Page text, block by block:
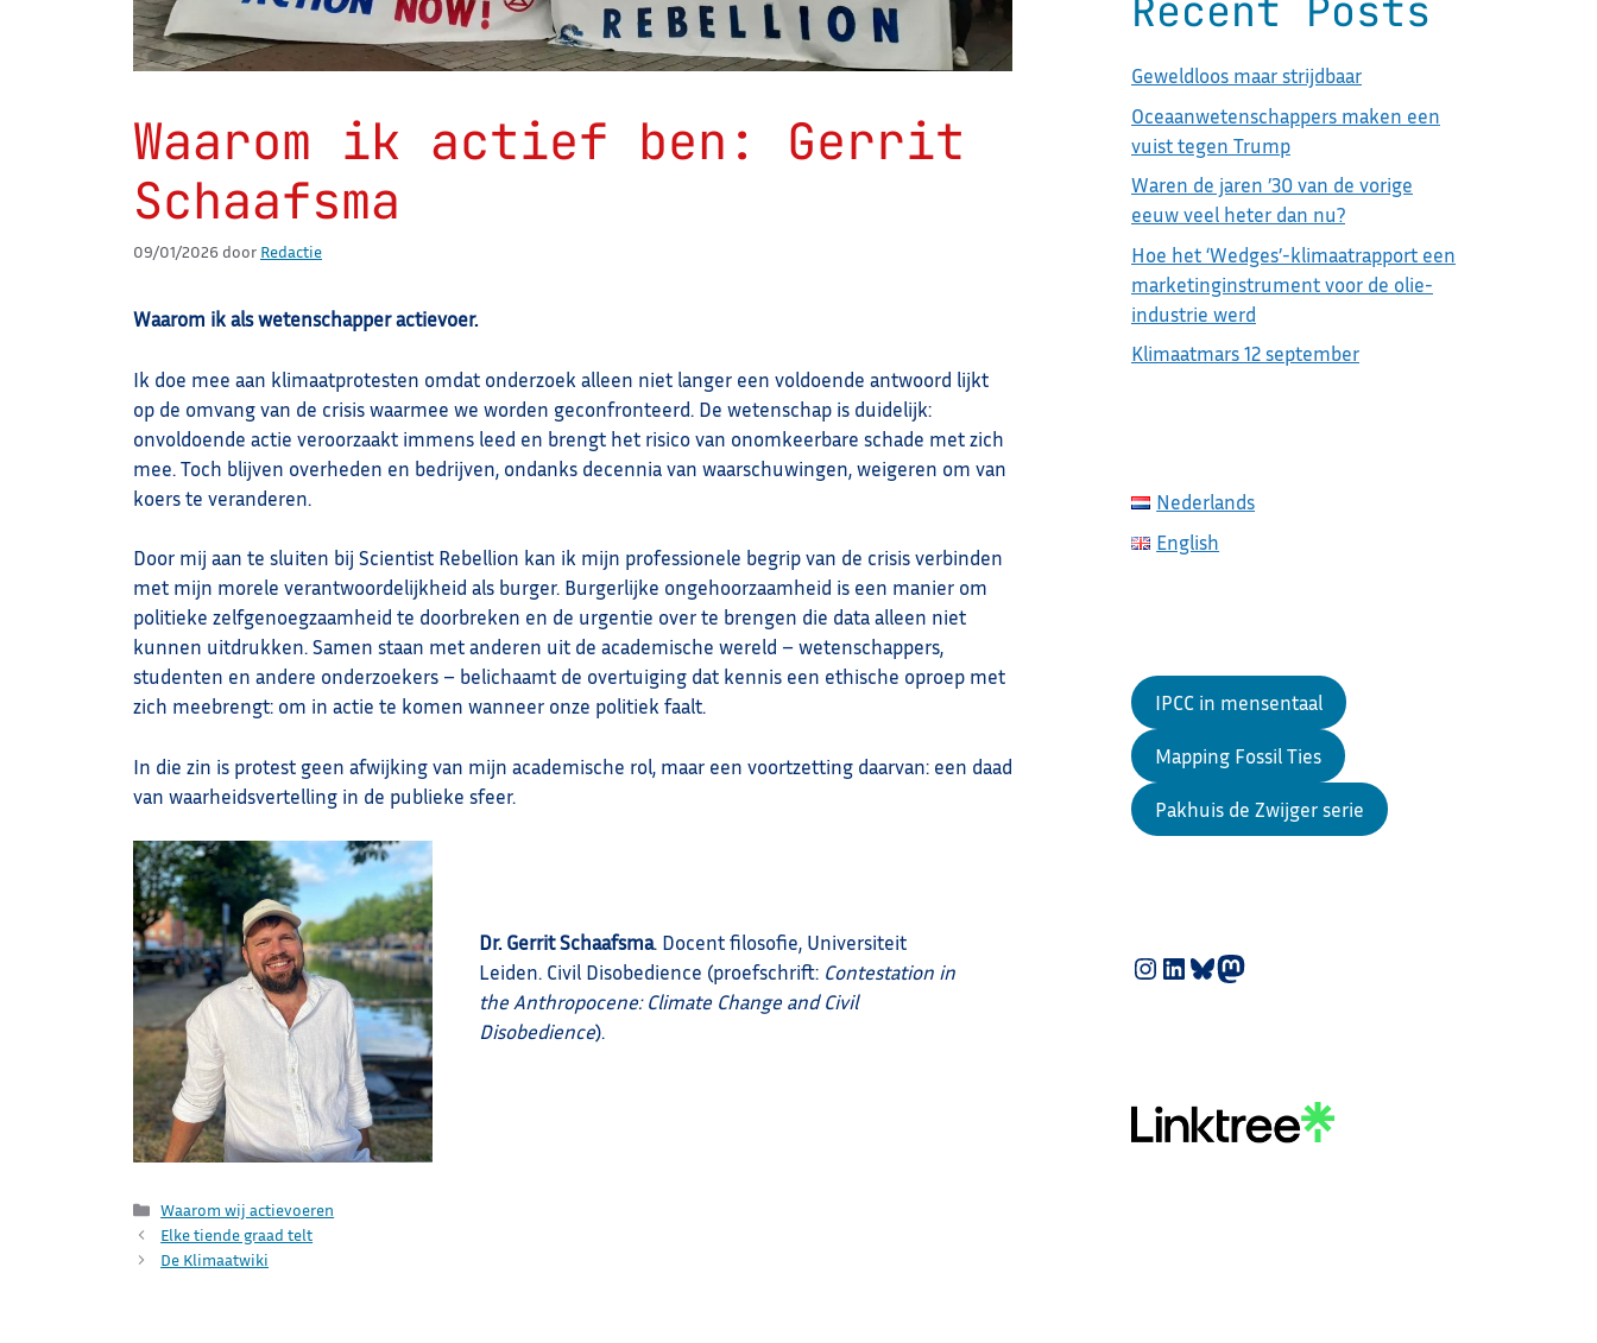
Waarom ik actief ben: Gerrit
Schaafsma
09/01/2026 door Redactie
Waarom ik als wetenschapper actievoer.
Ik doe mee aan klimaatprotesten omdat onderzoek alleen niet langer een voldoende antwoord lijkt
op de omvang van de crisis waarmee we worden geconfronteerd. De wetenschap is duidelijk:
onvoldoende actie veroorzaakt immens leed en brengt het risico van onomkeerbare schade met zich
mee. Toch blijven overheden en bedrijven, ondanks decennia van waarschuwingen, weigeren om van
koers te veranderen.
Door mij aan te sluiten bij Scientist Rebellion kan ik mijn professionele begrip van de crisis verbinden
met mijn morele verantwoordelijkheid als burger. Burgerlijke ongehoorzaamheid is een manier om
politieke zelfgenoegzaamheid te doorbreken en de urgentie over te brengen die data alleen niet
kunnen uitdrukken. Samen staan met anderen uit de academische wereld – wetenschappers,
studenten en andere onderzoekers – belichaamt de overtuiging dat kennis een ethische oproep met
zich meebrengt: om in actie te komen wanneer onze politiek faalt.
In die zin is protest geen afwijking van mijn academische rol, maar een voortzetting daarvan: een daad
van waarheidsvertelling in de publieke sfeer.
Dr. Gerrit Schaafsma. Docent filosofie, Universiteit
Leiden. Civil Disobedience (proefschrift: Contestation in
the Anthropocene: Climate Change and Civil
Disobedience).
Categorieën
Waarom wij actievoeren
Elke tiende graad telt
De Klimaatwiki
Recent Posts
Geweldloos maar strijdbaar
Oceaanwetenschappers maken een
vuist tegen Trump
Waren de jaren ’30 van de vorige
eeuw veel heter dan nu?
Hoe het ‘Wedges’-klimaatrapport een
marketinginstrument voor de olie-
industrie werd
Klimaatmars 12 september
Nederlands
English
IPCC in mensentaal
Mapping Fossil Ties
Pakhuis de Zwijger serie
Instagram
LinkedIn
Bluesky
Mastodon